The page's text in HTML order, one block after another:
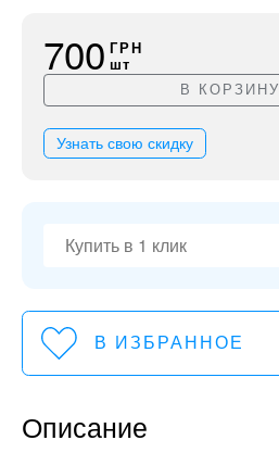
700 ГРН
шт
В КОРЗИНУ
Узнать свою скидку
В ИЗБРАННОЕ
Описание